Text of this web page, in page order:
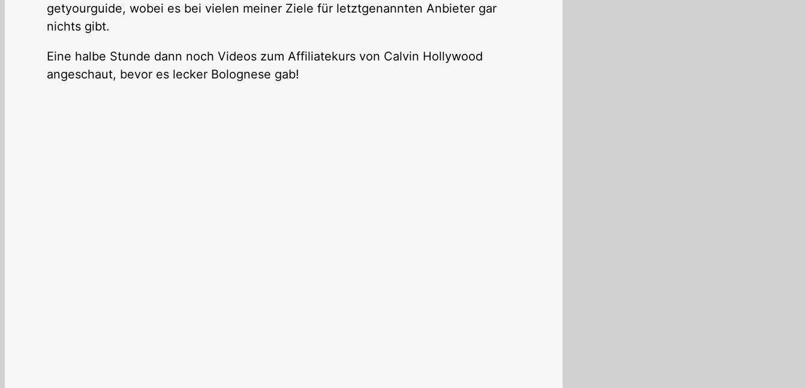
getyourguide, wobei es bei vielen meiner Ziele für letztgenannten Anbieter gar
nichts gibt.
Eine halbe Stunde dann noch Videos zum Affiliatekurs von Calvin Hollywood
angeschaut, bevor es lecker Bolognese gab!